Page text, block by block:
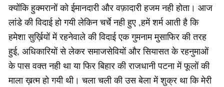
क्योंकि हुक्मरानों को ईमानदारी और वफ़ादारी हजम नही होता। आज
लांडे की विदाई हो गयी लेकिन चर्चे नही हुए ,हमें शर्म आती है कि
हमेशा सुर्ख़ियों में रहनेवाले की विदाई एक गुमनाम मुसाफिर की तरह
हुई, अधिकारियों से लेकर समाजसेवियों और सियासत के रहनुमाओं
के पास वक्त नही था या फिर बिहार की राजधानी पटना में फूलों की
माला ख़त्म हो गयी थी। चला चली की उस बेला में शुक्र था कि मेरी